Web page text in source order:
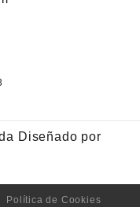
Diseñado por
Política de Cookies